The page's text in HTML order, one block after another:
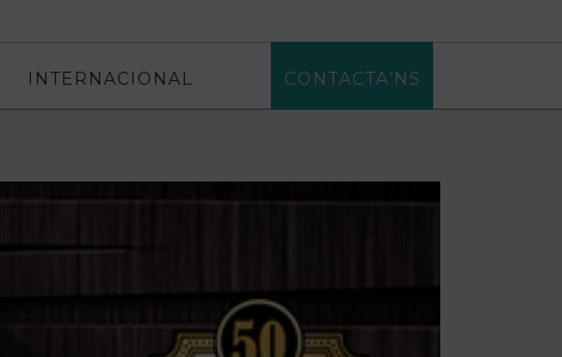
INTERNACIONAL CONTACTA’NS